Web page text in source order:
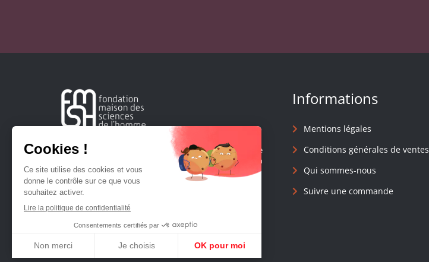
Créée en 1963, la Fondation Maison Sciences de l'Homme
soutient la recherche et la diffusion des connaissances en
sciences humaines et sociales.
Informations
Mentions légales
Conditions générales de ventes
Qui sommes-nous
Suivre une commande